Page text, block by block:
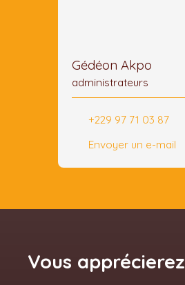
Gédéon Akpo
administrateurs
+229 97 71 03 87
Envoyer un e-mail
Vous apprécierez